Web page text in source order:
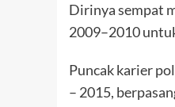
Dirinya sempat
2009–2010
Puncak karier
– 2015,